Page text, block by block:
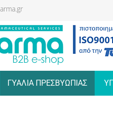
ΓΥΑΛΙΑ ΠΡΕΣΒΥΩΠΙΑΣ